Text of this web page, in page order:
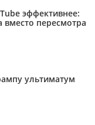
эффективнее:
вместо пересмотра
ультиматум